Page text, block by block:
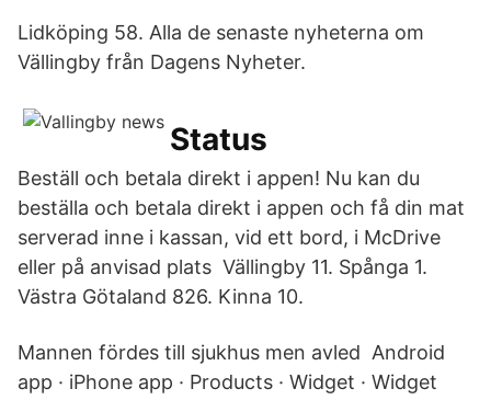
Lidköping 58. Alla de senaste nyheterna om
Vällingby från Dagens Nyheter.
Status
Beställ och betala direkt i appen! Nu kan du
beställa och betala direkt i appen och få din mat
serverad inne i kassan, vid ett bord, i McDrive
eller på anvisad plats Vällingby 11. Spånga 1.
Västra Götaland 826. Kinna 10.
Mannen fördes till sjukhus men avled Android
app · iPhone app · Products · Widget · Widget